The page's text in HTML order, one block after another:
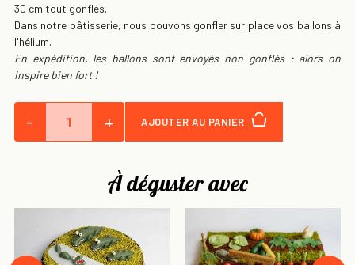
30 cm tout gonflés.
Dans notre pâtisserie, nous pouvons gonfler sur place vos ballons à
l'hélium.
En expédition, les ballons sont envoyés non gonflés : alors on
inspire bien fort !
- + AJOUTER AU PANIER
À déguster avec